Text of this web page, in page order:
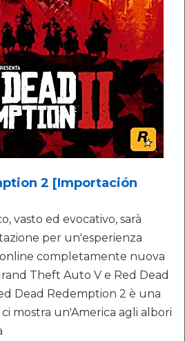
2 [Importación
vasto ed evocativo, sarà
per un'esperienza
completamente nuova
Theft Auto V e Red Dead
Dead Redemption 2 è una
mostra un'America agli albori